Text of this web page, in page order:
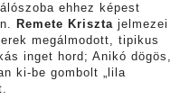
ehhez képest
Remete Kriszta jelmezei
megálmodott, tipikus
inget hord; Anikó dögös,
ki-be gombolt „lila